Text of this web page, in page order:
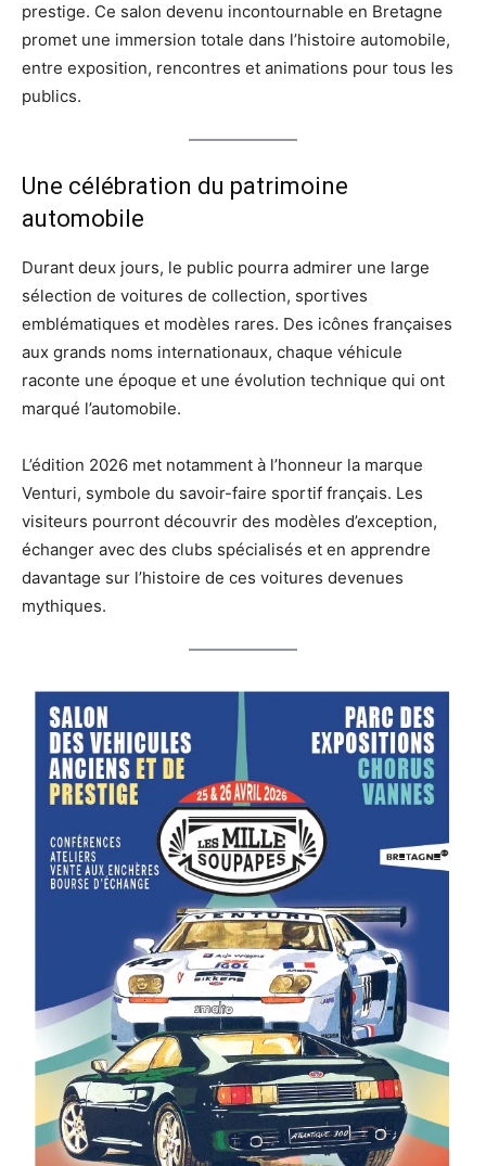
prestige. Ce salon devenu incontournable en Bretagne
promet une immersion totale dans l’histoire automobile,
entre exposition, rencontres et animations pour tous les
publics.
Une célébration du patrimoine
automobile
Durant deux jours, le public pourra admirer une large
sélection de voitures de collection, sportives
emblématiques et modèles rares. Des icônes françaises
aux grands noms internationaux, chaque véhicule
raconte une époque et une évolution technique qui ont
marqué l’automobile.
L’édition 2026 met notamment à l’honneur la marque
Venturi, symbole du savoir-faire sportif français. Les
visiteurs pourront découvrir des modèles d’exception,
échanger avec des clubs spécialisés et en apprendre
davantage sur l’histoire de ces voitures devenues
mythiques.